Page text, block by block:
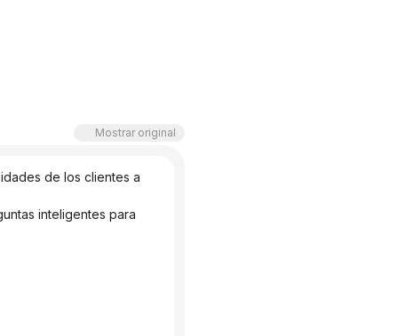
Mostrar original
de los clientes a